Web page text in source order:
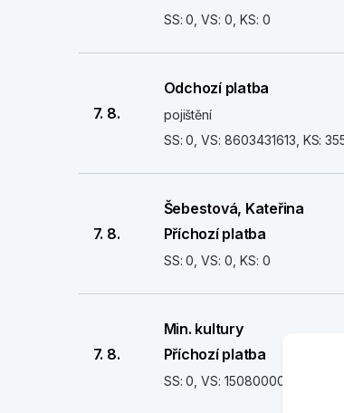
SS: 0, VS: 0, KS: 0
7. 8.
Odchozí platba
pojištění
SS: 0, VS: 8603431613, KS:
7. 8.
Šebestová, Kateřina
Příchozí platba
SS: 0, VS: 0, KS: 0
7. 8.
Min. kultury
Příchozí platba
SS: 0, VS: 1508000054, KS: 0